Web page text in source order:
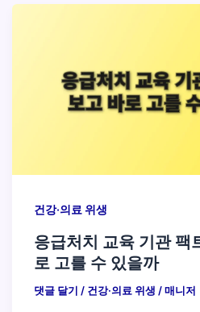
건강·의료 위생
응급처치 교육 기관 팩
로 고를 수 있을까
댓글 달기 / 건강·의료 위생 /매니저